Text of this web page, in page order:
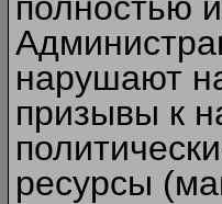
нарушают
призывы к
ресурсы